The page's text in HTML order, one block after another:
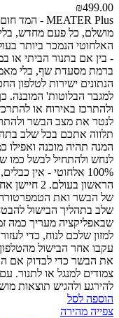
₪499.00
MEATER Plus - המד חום החכם האלחוטי המוביל בעולם
מושלם, כל פעם מחדש, בלי
האלחוטי הנמכר ביותר
- בין אם בתנור הביתי או
ברמת מסעדת שף, בלי
למגבר הבלוטות' המובנה.
ולהתרכז באירוח או
לנטר את מצב הבשר
תלווה אתכם בכל שלב
המנה תהיה מוכנה ואפילו
לנחש ולהתחיל לבשל כמו
100% אלחוטי - אין
הראשון בעולם.
2 חיישן
של הבשר ואת הטמפרטורה
שלב בתהליך הבישול
שבאפליקציה מעריך כמה
למזון שלכם לנוח, כדי
עקבו אחר הבישול
את הבשר כדי לבדוק אם
צמודים למנגל או לתנור.
להירגע ולהגיש תוצאות
הוספה לסל
צפייה מהירה